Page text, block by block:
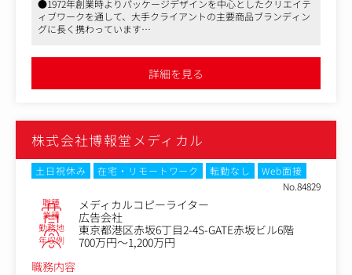
実績例2：WEBマーケティング企業のMVVの制作において
は目的の整理にはじまり、社員へのインタビュー実施、MI
で行いました。
ポスターやパンフレット、DM、カタログなどの紙媒体を
中心としたSPツールを中心に手掛けます。
新聞、雑誌、交通などのマス系広告もございます。
その他、ホームページやLP、サイト内コンテンツなどのW
eb領域の制作、動画・映像の制作などのオーダーも増えて
社内だけではなく、各種外部のリソースもうまく活用しな
がらクライアントの課題にトータルで対応していきます。
●MVV、タグライン、ブランドストーリーなどの言語設計
●ナラティブ戦略・ブランドアーキテクチャ設計
●デザインメイト内のデザイナー・フォトグラファーとの
●プロジェクトマネジメント、チーム組成、採用・育成
な魅力”を届けることでブランドを支援してきました。
今、私たちはその一歩先へ進もうとしています。 「美しい
デザインの前に、心を動かす言葉をつくる」──経営者や
ブランドの想いを言語化し、ナラティブ（物語）からビジ
ュアルまで一気通貫で表現する新たな事業領域へのチャレ
ンジをします。
この構想の中心となっていただき、事業をリードする仲間
を探しております。
●1972年創業時よりパッケージデザインを中心としたクリエイテ
ィブワークを通して、大手クライアントの主要商品ブランディン
グに長く携わっています
から、クライアントから深く長く信頼を得ています
●パッケージデザインだけでなく、さまざまな玩具のデザインで
あったり、キャラクター開発や育成も行っており、幅広い領域の
詳細を見る
株式会社博報堂メディカル
土日祝休み 在宅・リモートワーク 転勤なし
Web面接
No.84829
職種 メディカルコピーライター
業種 広告会社
勤務地 東京都港区赤坂6丁目2-4S-GATE赤坂ビル6階
年収例
700万円～1,200万円
職務内容